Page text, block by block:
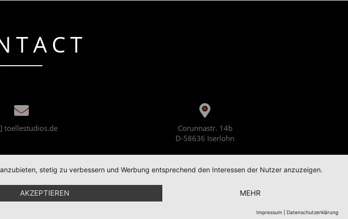
toellestudios.de
Corunnastr. 14b
D-58636 Iserlohn
stetig zu verbessern und Werbung entsprechend den Interessen der Nutzer anzuzeigen.
AKZEPTIEREN MEHR
Impressum Datenschutzerklärung